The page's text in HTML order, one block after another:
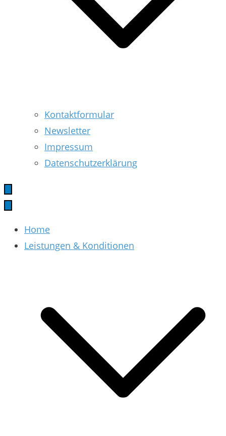
Kontaktformular
Newsletter
Impressum
Datenschutzerklärung
Home
Leistungen & Konditionen